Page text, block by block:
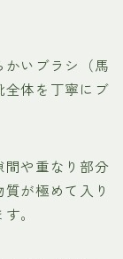
いブラシ（馬
体を丁寧にブ
間や重なり部分
が極めて入り
。